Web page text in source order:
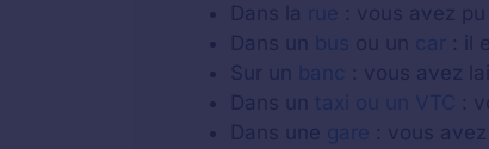
Dans la rue : vous avez
Dans un bus ou un car : il
Sur un banc : vous avez
Dans un taxi ou un VTC :
Dans une gare : vous